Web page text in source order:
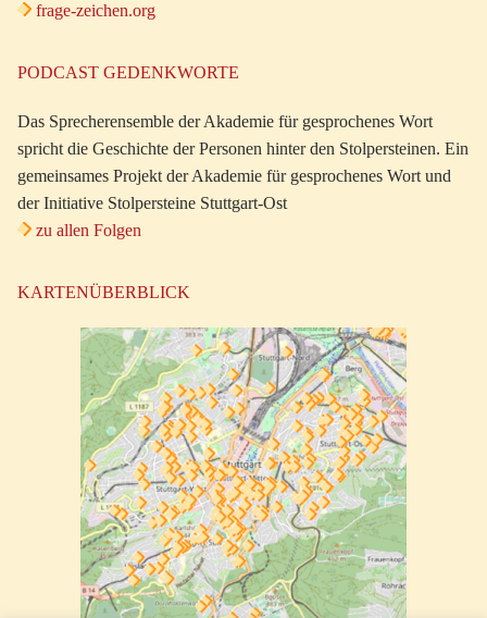
frage-zeichen.org
PODCAST GEDENKWORTE
Das Sprecherensemble der Akademie für gesprochenes Wort
spricht die Geschichte der Personen hinter den Stolpersteinen. Ein
gemeinsames Projekt der Akademie für gesprochenes Wort und
der Initiative Stolpersteine Stuttgart-Ost
zu allen Folgen
KARTENÜBERBLICK